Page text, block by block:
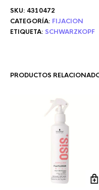
SKU: 4310472
CATEGORÍA: FIJACION
ETIQUETA: SCHWARZKOPF
PRODUCTOS